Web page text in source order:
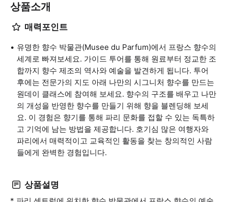
상품소개
매력포인트
유명한 향수 박물관(Musee du Parfum)에서 프랑스 향수의
세계로 빠져보세요. 가이드 투어를 통해 원료부터 정교한 조
합까지 향수 제조의 역사와 예술을 발견하게 됩니다. 투어
후에는 전문가의 지도 아래 나만의 시그니처 향수를 만드는
원데이 클래스에 참여해 보세요. 향수의 구조를 배우고 나만
의 개성을 반영한 향수를 만들기 위해 향을 블렌딩해 보세
요. 이 경험은 향기를 통해 파리 문화를 접할 수 있는 독특하
고 기억에 남는 방법을 제공합니다. 호기심 많은 여행자와
파리에서 매력적이고 교육적인 활동을 찾는 창의적인 사람
들에게 완벽한 경험입니다.
상품설명